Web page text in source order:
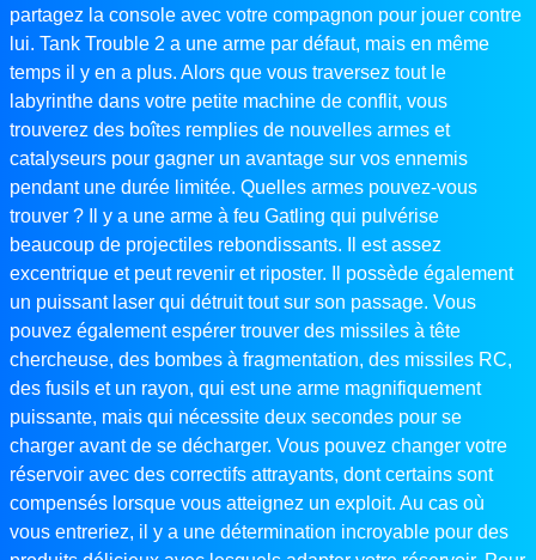
partagez la console avec votre compagnon pour jouer contre
lui. Tank Trouble 2 a une arme par défaut, mais en même
temps il y en a plus. Alors que vous traversez tout le
labyrinthe dans votre petite machine de conflit, vous
trouverez des boîtes remplies de nouvelles armes et
catalyseurs pour gagner un avantage sur vos ennemis
pendant une durée limitée. Quelles armes pouvez-vous
trouver ? Il y a une arme à feu Gatling qui pulvérise
beaucoup de projectiles rebondissants. Il est assez
excentrique et peut revenir et riposter. Il possède également
un puissant laser qui détruit tout sur son passage. Vous
pouvez également espérer trouver des missiles à tête
chercheuse, des bombes à fragmentation, des missiles RC,
des fusils et un rayon, qui est une arme magnifiquement
puissante, mais qui nécessite deux secondes pour se
charger avant de se décharger. Vous pouvez changer votre
réservoir avec des correctifs attrayants, dont certains sont
compensés lorsque vous atteignez un exploit. Au cas où
vous entreriez, il y a une détermination incroyable pour des